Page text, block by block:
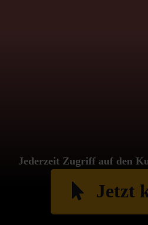
Jederzeit Zugriff auf den
Jetzt